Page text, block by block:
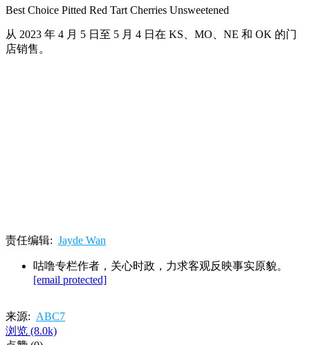
Best Choice Pitted Red Tart Cherries Unsweetened
从 2023 年 4 月 5 日至 5 月 4 日在 KS、MO、NE 和 OK 的门
店销售。
责任编辑: Jayde Wan
咕噜专栏作者，关心时政，力求客观反映事实原貌。
[email protected]
来源: ABC7
浏览 (8.0k)